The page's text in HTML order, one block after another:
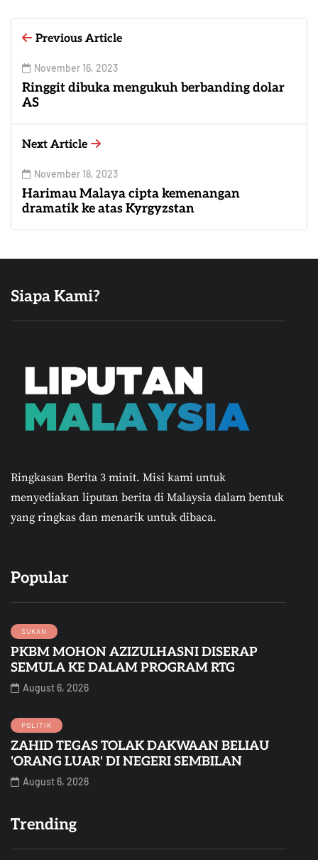
Previous Article
November 16, 2023
Ringgit dibuka mengukuh berbanding dolar
AS
Next Article
November 18, 2023
Harimau Malaya cipta kemenangan
dramatik ke atas Kyrgyzstan
Siapa Kami?
Ringkasan Berita 3 minit. Misi kami untuk
menyediakan liputan berita di Malaysia dalam bentuk
yang ringkas dan menarik untuk dibaca.
Popular
SUKAN
PKBM MOHON AZIZULHASNI DISERAP
SEMULA KE DALAM PROGRAM RTG
August 6, 2026
POLITIK
ZAHID TEGAS TOLAK DAKWAAN BELIAU
'ORANG LUAR' DI NEGERI SEMBILAN
August 6, 2026
Trending